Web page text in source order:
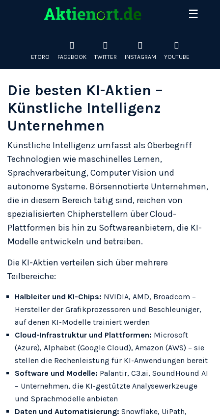
zu Adidas, BMW, SAP, Allianz & mehr an der Deutschen
Börse.
☰
ETORO FACEBOOK TWITTER INSTAGRAM YOUTUBE
Die besten KI-Aktien –
Künstliche Intelligenz
Unternehmen
Künstliche Intelligenz umfasst als Oberbegriff
Technologien wie maschinelles Lernen,
Sprachverarbeitung, Computer Vision und
autonome Systeme. Börsennotierte Unternehmen,
die in diesem Bereich tätig sind, reichen von
spezialisierten Chipherstellern über Cloud-
Plattformen bis hin zu Softwareanbietern, die KI-
Modelle entwickeln und betreiben.
Die KI-Aktien verteilen sich über mehrere
Teilbereiche:
Halbleiter und KI-Chips: NVIDIA, AMD, Broadcom –
Hersteller der Grafikprozessoren und Beschleuniger,
auf denen KI-Modelle trainiert werden
Cloud-Infrastruktur und Plattformen: Microsoft
(Azure), Alphabet (Google Cloud), Amazon (AWS) – sie
stellen die Rechenleistung für KI-Anwendungen bereit
Software und Modelle: Palantir, C3.ai, SoundHound AI
– Unternehmen, die KI-gestützte Analysewerkzeuge
und Sprachmodelle anbieten
Daten und Automatisierung: Snowflake, UiPath,